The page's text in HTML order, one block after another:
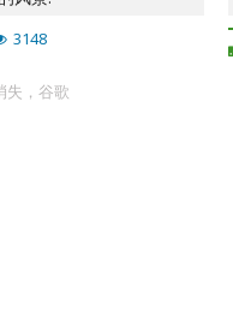
3148
失，谷歌